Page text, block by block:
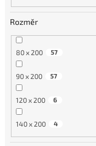
Rozměr
80 x 200 57
90 x 200 57
120 x 200 6
140 x 200 4